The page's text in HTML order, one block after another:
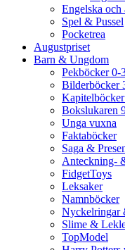
Engelska och
Spel & Pussel
Pocketrea
Augustpriset
Barn & Ungdom
Pekböcker 0-
Bilderböcker
Bokslukaren
Unga vuxna
Faktaböcker
Saga &
Anteckning-
FidgetToys
Leksaker
Namnböcker
Nyckelringar
Slime &
TopModel